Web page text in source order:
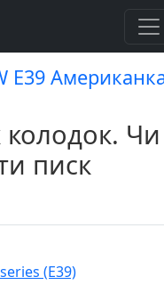
E39
колодок. Чи
писк
(E39)